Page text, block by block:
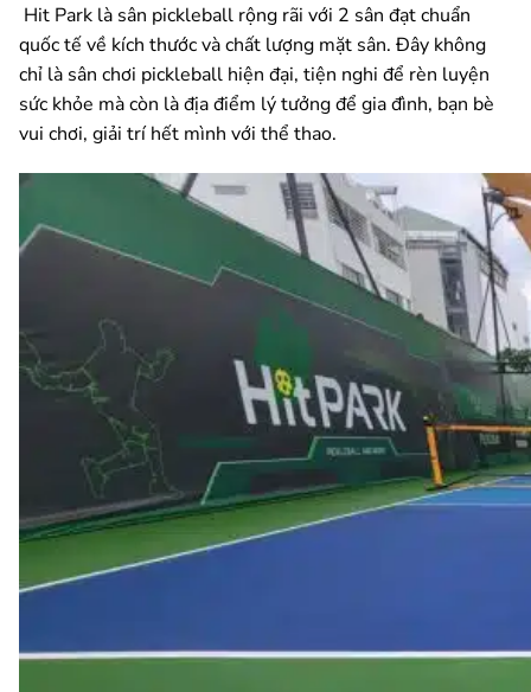
Hit Park là sân pickleball rộng rãi với 2 sân đạt chuẩn
quốc tế về kích thước và chất lượng mặt sân. Đây không
chỉ là sân chơi pickleball hiện đại, tiện nghi để rèn luyện
sức khỏe mà còn là địa điểm lý tưởng để gia đình, bạn bè
vui chơi, giải trí hết mình với thể thao.